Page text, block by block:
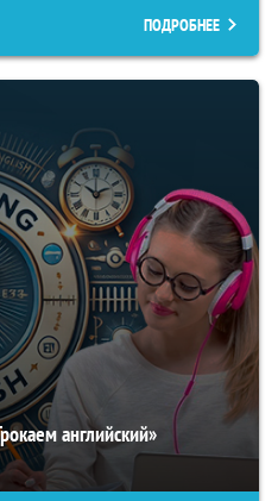
ПОДРОБНЕЕ
английский»